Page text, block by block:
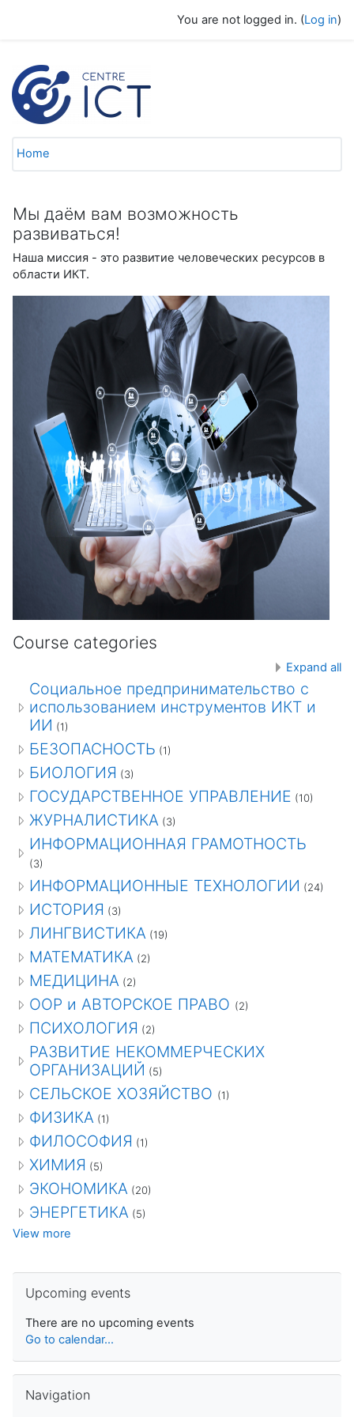
You are not logged in. (Log in)
Home
Мы даём вам возможность
развиваться!
Наша миссия - это развитие человеческих ресурсов в
области ИКТ.
Course categories
Expand all
Социальное предпринимательство с
использованием инструментов ИКТ и
ИИ (1)
БЕЗОПАСНОСТЬ (1)
БИОЛОГИЯ (3)
ГОСУДАРСТВЕННОЕ УПРАВЛЕНИЕ (10)
ЖУРНАЛИСТИКА (3)
ИНФОРМАЦИОННАЯ ГРАМОТНОСТЬ
(3)
ИНФОРМАЦИОННЫЕ ТЕХНОЛОГИИ (24)
ИСТОРИЯ (3)
ЛИНГВИСТИКА (19)
МАТЕМАТИКА (2)
МЕДИЦИНА (2)
ООР и АВТОРСКОЕ ПРАВО (2)
ПСИХОЛОГИЯ (2)
РАЗВИТИЕ НЕКОММЕРЧЕСКИХ
ОРГАНИЗАЦИЙ (5)
СЕЛЬСКОЕ ХОЗЯЙСТВО (1)
ФИЗИКА (1)
ФИЛОСОФИЯ (1)
ХИМИЯ (5)
ЭКОНОМИКА (20)
ЭНЕРГЕТИКА (5)
View more
Upcoming events
There are no upcoming events
Go to calendar...
Navigation